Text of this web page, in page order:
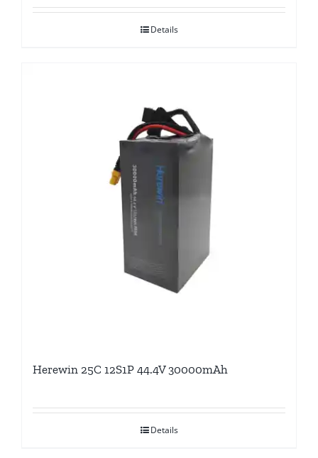
Details
Herewin 25C 12S1P 44.4V 30000mAh
Details